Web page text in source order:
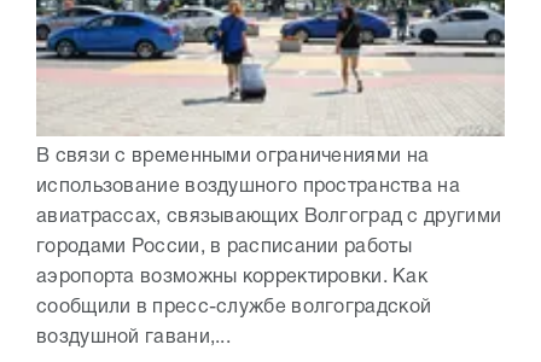
В связи с временными ограничениями на
использование воздушного пространства на
авиатрассах, связывающих Волгоград с другими
городами России, в расписании работы
аэропорта возможны корректировки. Как
сообщили в пресс-службе волгоградской
воздушной гавани,...